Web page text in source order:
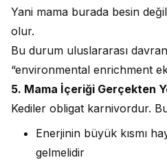
Yani mama burada besin
olur.
Bu durum uluslararası
“environmental enrichment
5. Mama İçeriği Gerçekten
Kediler obligat karnivordur.
Enerjinin büyük kısmı
gelmelidir